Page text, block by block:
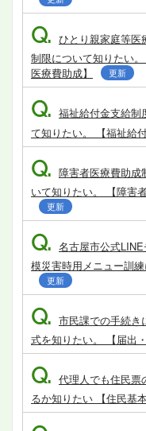
Q. ひとり親家庭等医
制限について知りたい
医療費助成】
更新
Q. 福祉給付金支給制
て知りたい。 【福祉給付
Q. 障害者医療費助成
いて知りたい。 【障害
更新
Q. 名古屋市公式
模災害時用メニュー訓
更新
Q. 市民課での手続き
式を知りたい。 【届出
Q. 代理人でも住民票
るか知りたい 【住民基